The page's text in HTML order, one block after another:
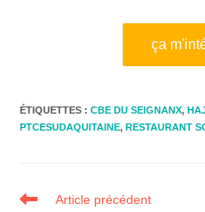
ça
ÉTIQUETTES :CBE DU SEIGNANX,
PTCESUDAQUITAINE, RESTAURANT
Article précédent